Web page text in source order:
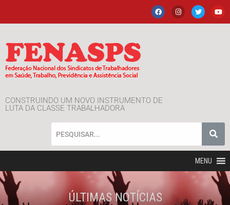
CONSTRUINDO UM NOVO INSTRUMENTO DE
LUTA DA CLASSE TRABALHADORA
MENU
ÚLTIMAS NOTÍCIAS